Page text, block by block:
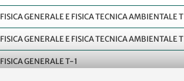
FISICA GENERALE E FISICA TECNICA AMBIENTALE
FISICA GENERALE E FISICA TECNICA AMBIENTALE
FISICA GENERALE T-1